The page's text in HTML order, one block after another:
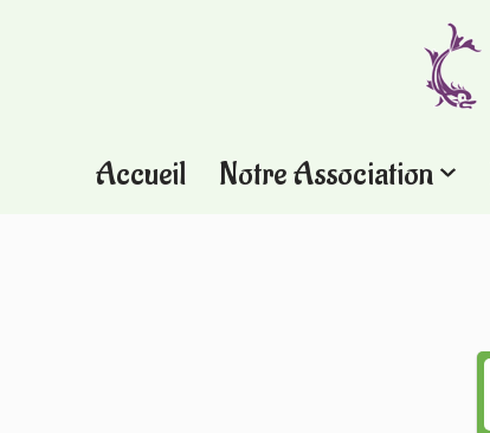
Accueil Notre Association